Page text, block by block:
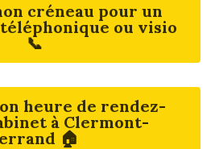
créneau pour un
ou visio
📞
heure de rendez-
à Clermont-
🏠